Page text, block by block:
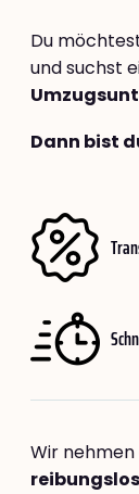
Du
und suchst
Dann bist
Wir